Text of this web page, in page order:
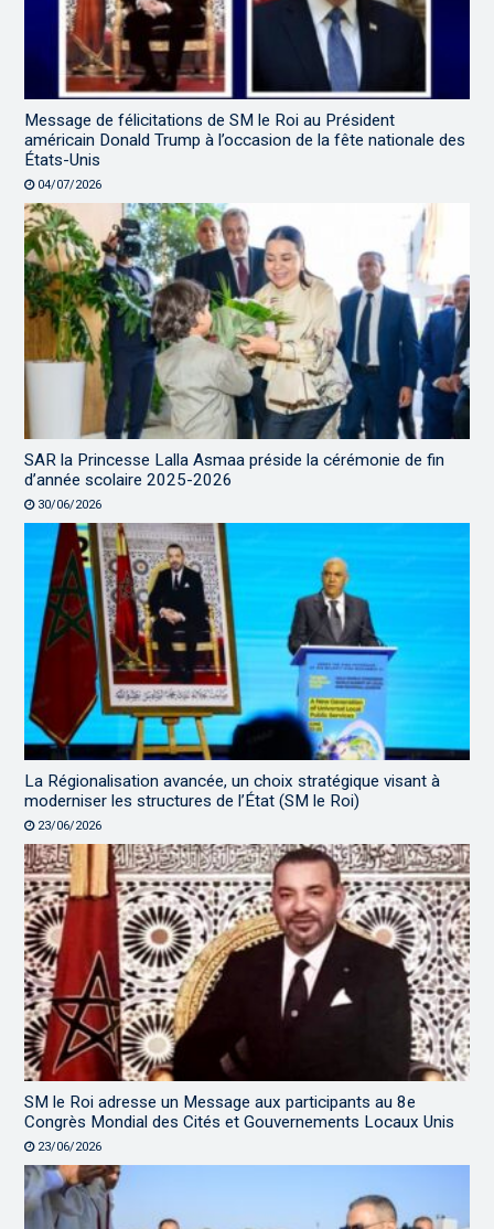
Message de félicitations de SM le Roi au Président
américain Donald Trump à l’occasion de la fête nationale des
États-Unis
04/07/2026
SAR la Princesse Lalla Asmaa préside la cérémonie de fin
d’année scolaire 2025-2026
30/06/2026
La Régionalisation avancée, un choix stratégique visant à
moderniser les structures de l’État (SM le Roi)
23/06/2026
SM le Roi adresse un Message aux participants au 8e
Congrès Mondial des Cités et Gouvernements Locaux Unis
23/06/2026